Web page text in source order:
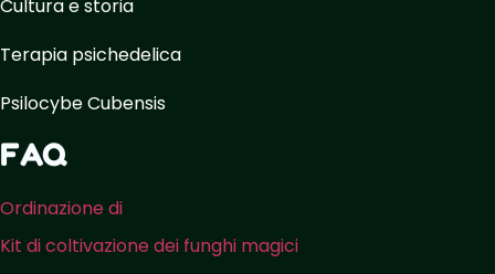
Cultura e storia
Terapia psichedelica
Psilocybe Cubensis
FAQ
Ordinazione di
Kit di coltivazione dei funghi magici